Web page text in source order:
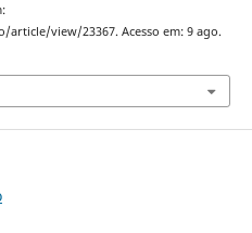
view/23367. Acesso em: 9 ago.